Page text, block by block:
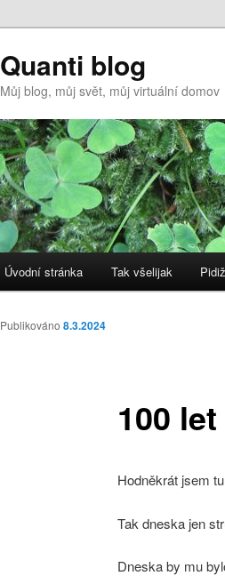
Quanti blog
Můj blog, můj svět, můj virtuální domov
Přejít
k
Úvodní stránka Tak všelijak
100 let
Publikováno 8.3.2024
Hodněkrát jsem
Tak dneska jen
Dneska by mu